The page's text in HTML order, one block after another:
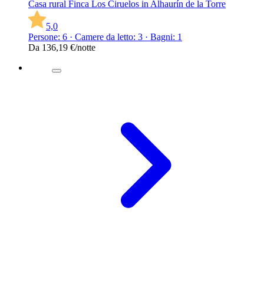
Casa rural Finca Los Ciruelos in Alhaurín de la Torre
5,0
Persone: 6 · Camere da letto: 3 · Bagni: 1
Da 136,19 €/notte